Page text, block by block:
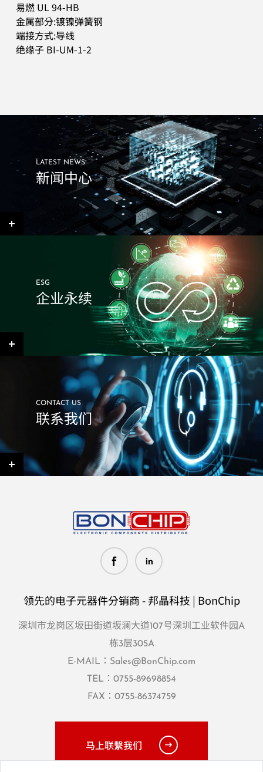
易燃 UL 94-HB
金属部分:镀镍弹簧钢
端接方式:导线
绝缘子 BI-UM-1-2
LATEST NEWS
新闻中心
ESG
企业永续
CONTACT US
联系我们
领先的电子元器件分销商 - 邦晶科技 | BonChip
深圳市龙岗区坂田街道坂澜大道107号深圳工业软件园A
栋3层305A
E-MAIL： Sales@BonChip.com
TEL： 0755-89698854
FAX：0755-86374759
马上联繫我们